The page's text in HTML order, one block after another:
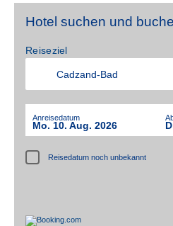
Hotel suchen und
Reiseziel
Anreisedatum
Mo. 10. Aug. 2026
Reisedatum noch unbekannt